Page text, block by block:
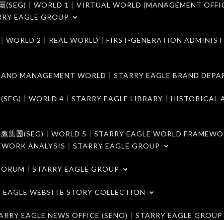
(SEG)｜WORLD 1｜VIRTUAL WORLD (MANAGEMENT
EAGLE GROUP
WORLD 2｜REAL WORLD｜FIRST-GENERATION
MANAGEMENT WORLD｜STARRY EAGLE BRAND
｜WORLD 4｜STARRY EAGLE LIBRARY｜HISTORICAL
集團(SEG)｜WORLD 5｜STARRY EAGLE WORLD
ANALYSIS｜STARRY EAGLE GROUP
｜STARRY EAGLE GROUP
WEBSITE STORY COLLECTION
EAGLE NEWS OFFICE (SENO)｜STARRY EAGLE GROUP